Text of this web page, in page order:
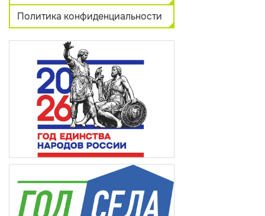
Политика конфиденциальности